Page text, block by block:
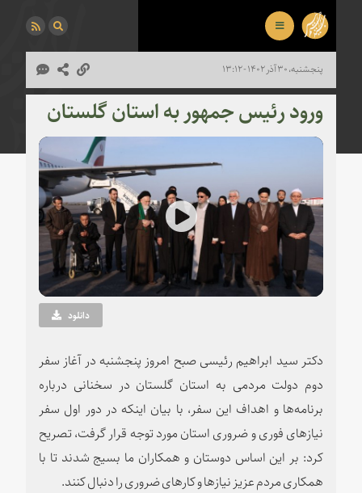
پنجشنبه، ۳۰ آذر ۱۴۰۲ - ۱۳:۱۲
ورود رئیس جمهور به استان گلستان
Play
Video دانلود
دکتر سید ابراهیم رئیسی صبح امروز پنجشنبه در آغاز سفر
دوم دولت مردمی به استان گلستان در سخنانی درباره
برنامه‌ها و اهداف این سفر، با بیان اینکه در دور اول سفر
نیازهای فوری و ضروری استان مورد توجه قرار گرفت، تصریح
کرد: بر این اساس دوستان و همکاران ما بسیج شدند تا با
همکاری مردم عزیز نیازها و کارهای ضروری را دنبال کنند.